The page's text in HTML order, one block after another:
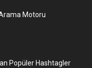
Motoru
Popüler Hashtagler